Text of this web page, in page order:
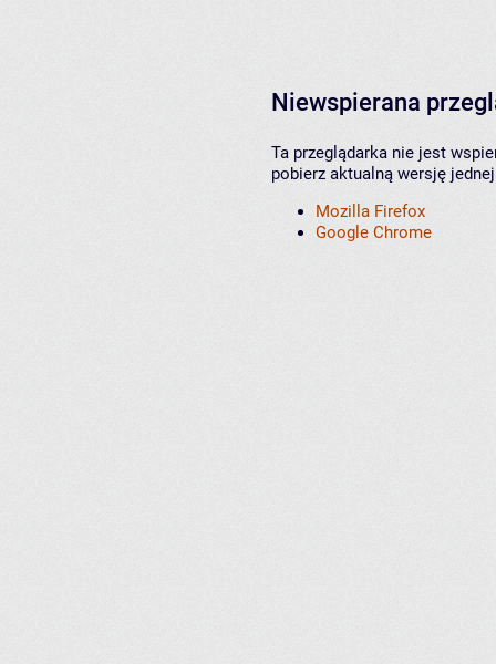
Niewspierana
Ta przeglądarka nie jest
pobierz aktualną wersję
Mozilla Firefox
Google Chrome